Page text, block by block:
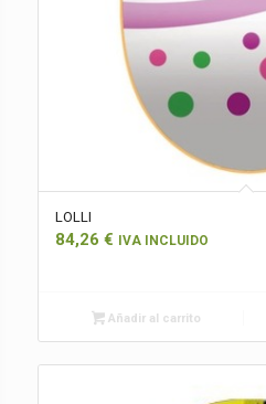
LOLLI
84,26 € IVA INCLUIDO
Añadir al carrito